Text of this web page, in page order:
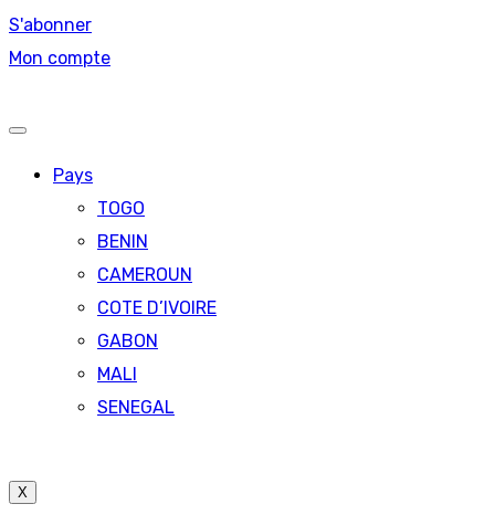
S'abonner
Mon compte
Pays
TOGO
BENIN
CAMEROUN
COTE D’IVOIRE
GABON
MALI
SENEGAL
X